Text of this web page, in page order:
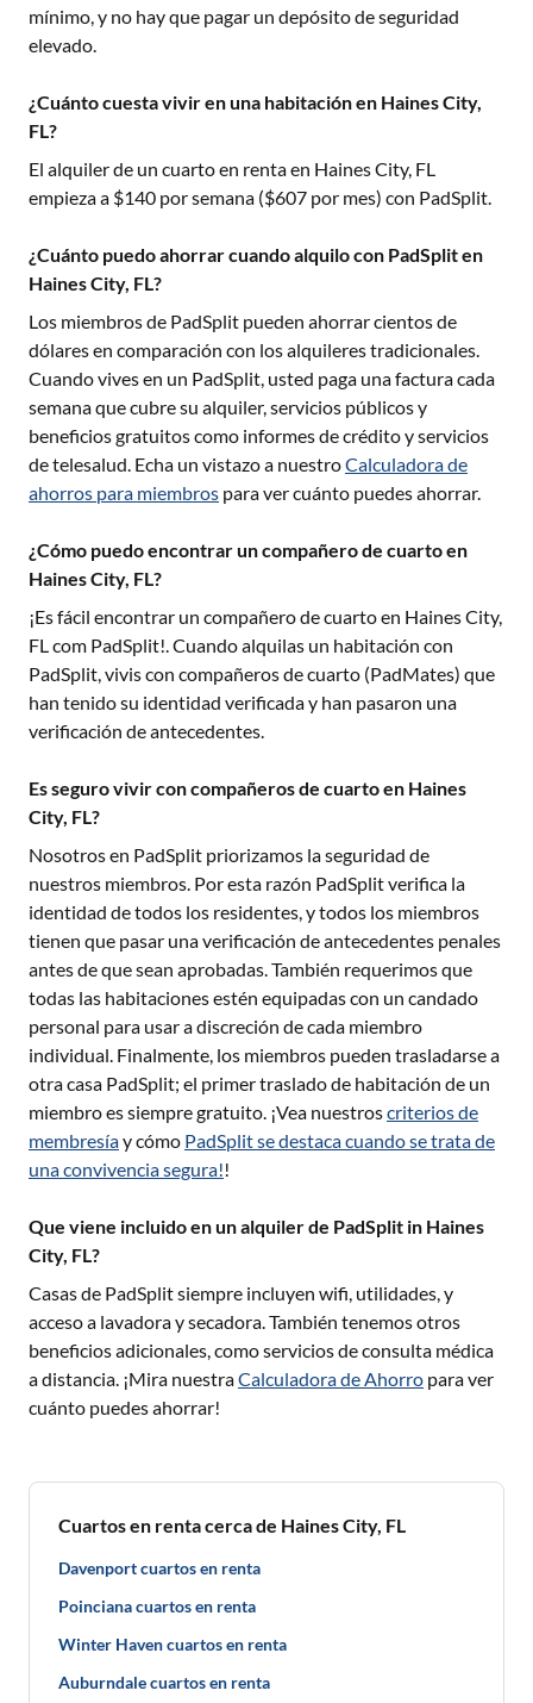
mínimo, y no hay que pagar un depósito de seguridad
elevado.
¿Cuánto cuesta vivir en una habitación en Haines City,
FL?
El alquiler de un cuarto en renta en Haines City, FL
empieza a $140 por semana ($607 por mes) con PadSplit.
¿Cuánto puedo ahorrar cuando alquilo con PadSplit en
Haines City, FL?
Los miembros de PadSplit pueden ahorrar cientos de
dólares en comparación con los alquileres tradicionales.
Cuando vives en un PadSplit, usted paga una factura cada
semana que cubre su alquiler, servicios públicos y
beneficios gratuitos como informes de crédito y servicios
de telesalud. Echa un vistazo a nuestroCalculadora de
ahorros para miembros para ver cuánto puedes ahorrar.
¿Cómo puedo encontrar un compañero de cuarto en
Haines City, FL?
¡Es fácil encontrar un compañero de cuarto en Haines City,
FLcom PadSplit!. Cuando alquilas un habitación con
PadSplit, vivis con compañeros de cuarto (PadMates) que
han tenido su identidad verificada y han pasaron una
verificación de antecedentes.
Es seguro vivir con compañeros de cuarto en Haines
City, FL?
Nosotros en PadSplit priorizamos la seguridad de
nuestros miembros. Por esta razón PadSplit verifica la
identidad de todos los residentes, y todos los miembros
tienen que pasar una verificación de antecedentes penales
antes de que sean aprobadas. También requerimos que
todas las habitaciones estén equipadas con un candado
personal para usar a discreción de cada miembro
individual. Finalmente, los miembros pueden trasladarse a
otra casa PadSplit; el primer traslado de habitación de un
miembro es siempre gratuito. ¡Vea nuestroscriterios de
membresíay cómo PadSplit se destaca cuando se trata de
una convivencia segura!!
Que viene incluido en un alquiler de PadSplit in Haines
City, FL?
Casas de PadSplit siempre incluyen wifi, utilidades, y
acceso a lavadora y secadora. También tenemos otros
beneficios adicionales, como servicios de consulta médica
a distancia. ¡Mira nuestraCalculadora de Ahorro para ver
cuánto puedes ahorrar!
Cuartos en renta cerca de Haines City, FL
Davenport cuartos en renta
Poinciana cuartos en renta
Winter Haven cuartos en renta
Auburndale cuartos en renta